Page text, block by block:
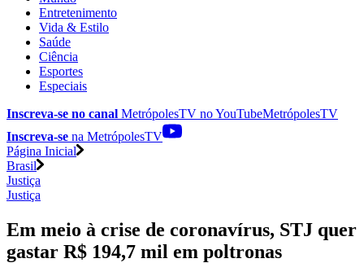
Entretenimento
Vida & Estilo
Saúde
Ciência
Esportes
Especiais
Inscreva-se no canal MetrópolesTV noYouTubeMetrópolesTV
Inscreva-se na MetrópolesTV
Página Inicial
Brasil
Justiça
Justiça
Em meio à crise de coronavírus, STJ quer
gastar R$ 194,7 mil em poltronas